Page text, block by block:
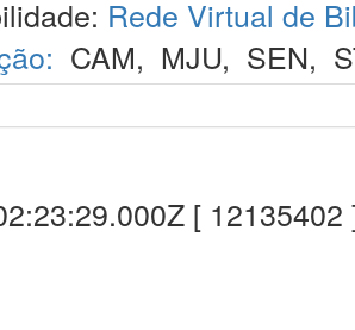
Rede Virtual de
CAM, MJU, SEN,
[ 12135402